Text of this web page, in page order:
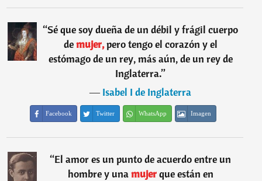
“Sé que soy dueña de un débil y frágil cuerpo
demujer,pero tengo el corazón y el
estómago de un rey, más aún, de un rey de
Inglaterra.”
―Isabel I de Inglaterra
Facebook Twitter WhatsApp Imagen
“El amor es un punto de acuerdo entre un
hombre y unamujerque están en